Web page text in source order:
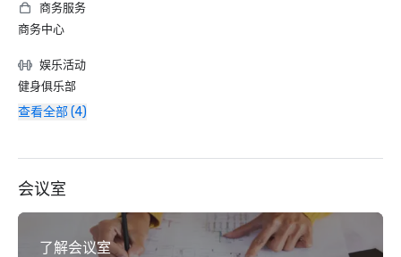
商务服务
商务中心
娱乐活动
健身俱乐部
查看全部 (4)
会议室
了解会议室